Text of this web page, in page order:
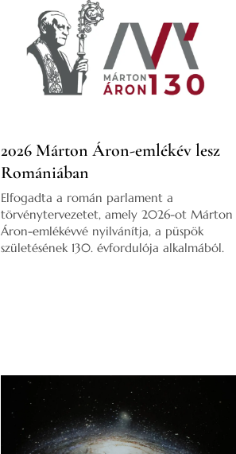
2026 Márton Áron-emlékév lesz
Romániában
Elfogadta a román parlament a
törvénytervezetet, amely 2026-ot Márton
Áron-emlékévvé nyilvánítja, a püspök
születésének 130. évfordulója alkalmából.